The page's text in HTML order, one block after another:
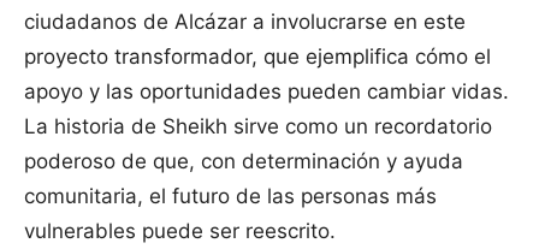
ciudadanos de Alcázar a involucrarse en este
proyecto transformador, que ejemplifica cómo el
apoyo y las oportunidades pueden cambiar vidas.
La historia de Sheikh sirve como un recordatorio
poderoso de que, con determinación y ayuda
comunitaria, el futuro de las personas más
vulnerables puede ser reescrito.